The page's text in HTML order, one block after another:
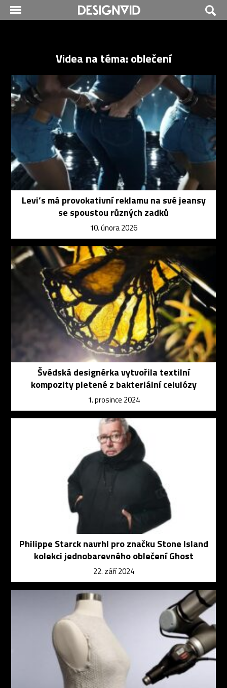
Videa na téma: oblečení
Levi’s má provokativní reklamu na své jeansy
se spoustou různých zadků
10. února 2026
Švédská designérka vytvořila textilní
kompozity pletené z bakteriální celulózy
1. prosince 2024
Philippe Starck navrhl pro značku Stone Island
kolekci jednobarevného oblečení Ghost
22. září 2024